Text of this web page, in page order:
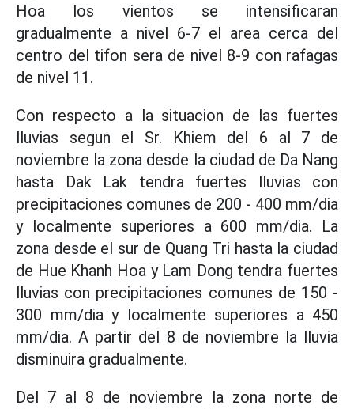
Hoa los vientos se intensificaran
gradualmente a nivel 6-7 el area cerca del
centro del tifon sera de nivel 8-9 con rafagas
de nivel 11.
Con respecto a la situacion de las fuertes
lluvias segun el Sr. Khiem del 6 al 7 de
noviembre la zona desde la ciudad de Da Nang
hasta Dak Lak tendra fuertes lluvias con
precipitaciones comunes de 200 - 400 mm/dia
y localmente superiores a 600 mm/dia. La
zona desde el sur de Quang Tri hasta la ciudad
de Hue Khanh Hoa y Lam Dong tendra fuertes
lluvias con precipitaciones comunes de 150 -
300 mm/dia y localmente superiores a 450
mm/dia. A partir del 8 de noviembre la lluvia
disminuira gradualmente.
Del 7 al 8 de noviembre la zona norte de